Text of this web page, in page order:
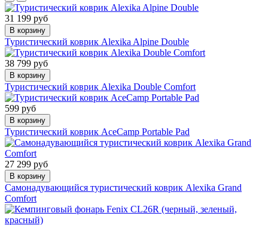
31 199 руб
В корзину
Туристический коврик Alexika Alpine Double
38 799 руб
В корзину
Туристический коврик Alexika Double Comfort
599 руб
В корзину
Туристический коврик AceCamp Portable Pad
27 299 руб
В корзину
Самонадувающийся туристический коврик Alexika Grand
Comfort